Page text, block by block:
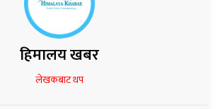
हिमालय खबर
लेखकबाट थप